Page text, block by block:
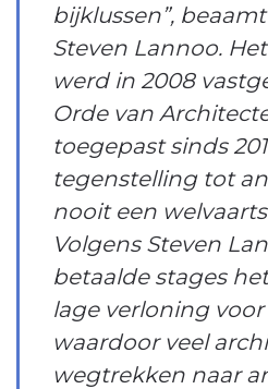
bijklussen”,
Steven Lannoo.
werd in 2008
Orde van
toegepast sinds
tegenstelling tot
nooit een
Volgens Steven
betaalde stages
lage verloning
waardoor veel
wegtrekken naar